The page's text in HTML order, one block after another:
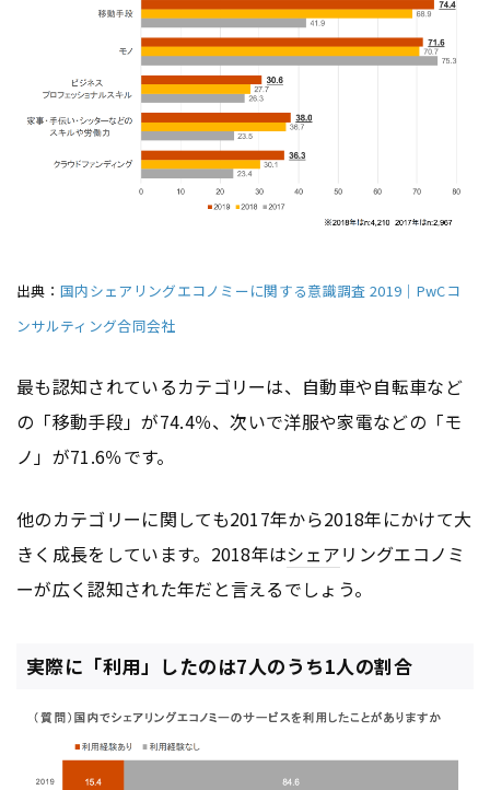
出典： 国内シェアリングエコノミーに関する意識調査 2019｜PwCコ
ンサルティング合同会社
最も認知されているカテゴリーは、自動車や自転車など
の「移動手段」が74.4％、次いで洋服や家電などの「モ
ノ」が71.6％です。
他のカテゴリーに関しても2017年から2018年にかけて大
きく成長をしています。2018年はシェアリングエコノミ
ーが広く認知された年だと言えるでしょう。
実際に「利用」したのは7人のうち1人の割合